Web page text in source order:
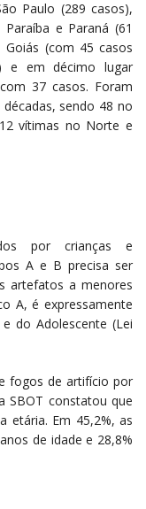
Paulo (289 casos),
e Paraná (61
(com 45 casos
e em décimo lugar
37 casos. Foram
sendo 48 no
vítimas no Norte e
por crianças e
A e B precisa ser
artefatos a menores
A, é expressamente
do Adolescente (Lei
fogos de artifício por
SBOT constatou que
etária. Em 45,2%, as
de idade e 28,8%